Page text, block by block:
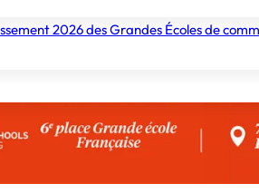
2026 des Grandes Écoles de